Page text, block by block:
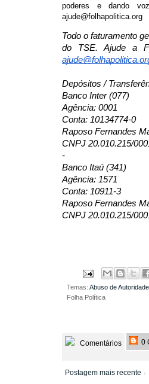
poderes e dando
ajude@folhapolitica.org
Todo o faturamento
do TSE. Ajude a
Depósitos /
Banco Inter (077)
Agência: 0001
Conta: 10134774-0
Raposo Fernandes
CNPJ 20.010.215/
-
Banco Itaú (341)
Agência: 1571
Conta: 10911-3
Raposo Fernandes
CNPJ 20.010.215/
Temas: Abuso de Autoridade
Folha Política
Comentários 0
Postagem mais recente